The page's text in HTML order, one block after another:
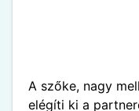
A szőke, nagy
elégíti ki a